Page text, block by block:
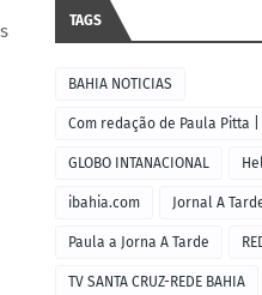
TAGS
BAHIA NOTICIAS
Com redação de Paula Pitta |
GLOBO INTANACIONAL
ibahia.com Jornal A
Paula a Jorna A Tarde
TV SANTA CRUZ-REDE BAHIA